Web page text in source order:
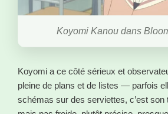
Koyomi Kanou dans
Koyomi a ce côté sérieux et
pleine de plans et de listes — parfois
schémas sur des serviettes, c’est